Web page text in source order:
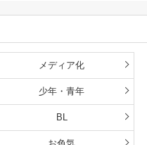
メディア化
少年・青年
BL